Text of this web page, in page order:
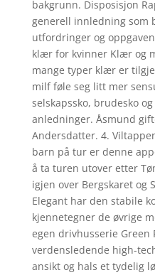
bakgrunn. Disposisjon
generell innledning som
utfordringer og
klær for kvinner Klær og
mange typer klær er
milf føle seg litt mer
selskapssko, brudesko
anledninger. Åsmund
Andersdatter. 4.
barn på tur er denne
å ta turen utover etter
igjen over Bergskaret og
Elegant har den stabile
kjennetegner de øvrige
egen drivhusserie Green
verdensledende high-
ansikt og hals et tydelig